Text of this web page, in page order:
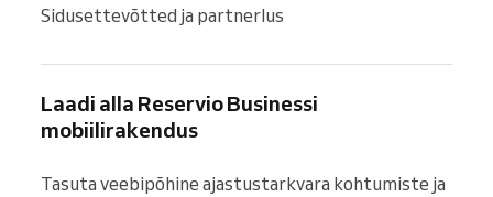
Sidusettevõtted ja partnerlus
Laadi alla Reservio Businessi
mobiilirakendus
Tasuta veebipõhine ajastustarkvara kohtumiste ja